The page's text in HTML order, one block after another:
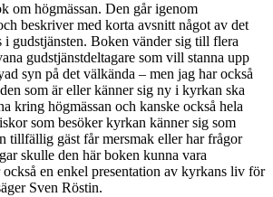
om högmässan. Den går igenom
beskriver med korta avsnitt något av det
i gudstjänsten. Boken vänder sig till flera
gudstjänstdeltagare som vill stanna upp
syn på det välkända – men jag har också
som är eller känner sig ny i kyrkan ska
kring högmässan och kanske också hela
som besöker kyrkan känner sig som
tillfällig gäst får mer­smak eller har frågor
skulle den här boken kunna vara
en enkel presentation av kyrkans liv för
Sven Röstin.